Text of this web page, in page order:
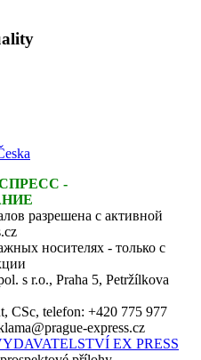
-
разрешена с активной
носителях - только с
s r.o., Praha 5, Petržílkova
CSc, telefon: +420 775 977
express.cz
EX PRESS